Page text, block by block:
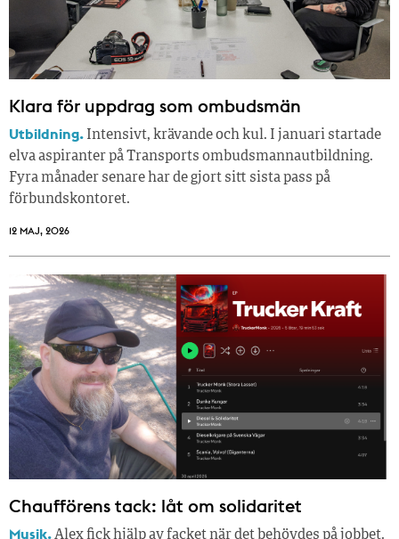
Klara för uppdrag som ombudsmän
Utbildning. Intensivt, krävande och kul. I januari startade
elva aspiranter på Transports ombudsmannautbildning.
Fyra månader senare har de gjort sitt sista pass på
förbundskontoret.
12 MAJ, 2026
Chaufförens tack: låt om solidaritet
Musik.Alex fick hjälp av facket när det behövdes på jobbet.